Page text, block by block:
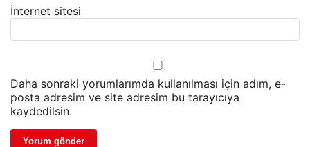
İnternet sitesi
Daha sonraki yorumlarımda kullanılması için adım, e-
posta adresim ve site adresim bu tarayıcıya
kaydedilsin.